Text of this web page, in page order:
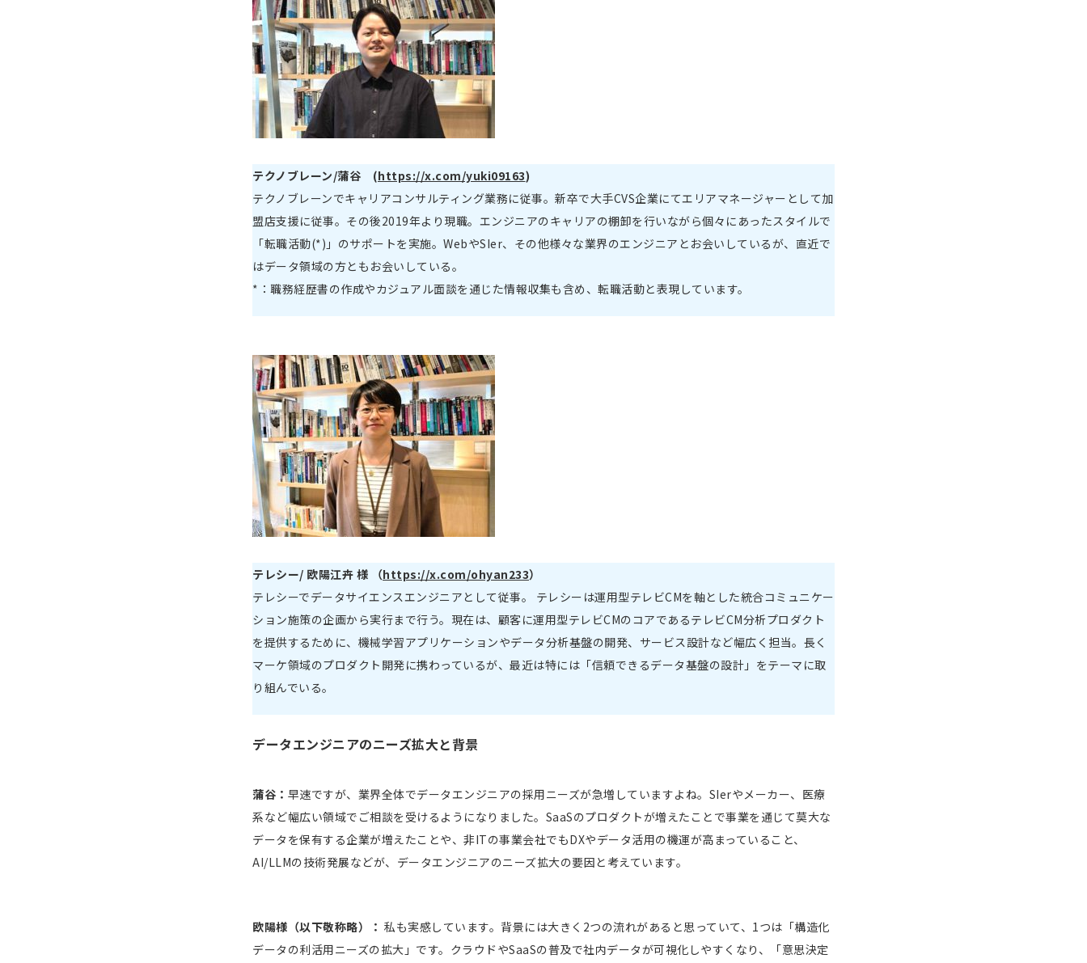
テクノブレーン/蒲谷 (https://x.com/yuki09163)
テクノブレーンでキャリアコンサルティング業務に従事。新卒で大手CVS企業にてエリアマネージャーとして加
盟店支援に従事。その後2019年より現職。エンジニアのキャリアの棚卸を行いながら個々にあったスタイルで
「転職活動(*)」のサポートを実施。WebやSIer、その他様々な業界のエンジニアとお会いしているが、直近で
はデータ領域の方ともお会いしている。
*：職務経歴書の作成やカジュアル面談を通じた情報収集も含め、転職活動と表現しています。
テレシー/ 欧陽江卉 様 （https://x.com/ohyan233）
テレシーでデータサイエンスエンジニアとして従事。 テレシーは運用型テレビCMを軸とした統合コミュニケー
ション施策の企画から実行まで行う。現在は、顧客に運用型テレビCMのコアであるテレビCM分析プロダクト
を提供するために、機械学習アプリケーションやデータ分析基盤の開発、サービス設計など幅広く担当。長く
マーケ領域のプロダクト開発に携わっているが、最近は特には「信頼できるデータ基盤の設計」をテーマに取
り組んでいる。
データエンジニアのニーズ拡大と背景
蒲谷： 早速ですが、業界全体でデータエンジニアの採用ニーズが急増していますよね。SIerやメーカー、医療
系など幅広い領域でご相談を受けるようになりました。SaaSのプロダクトが増えたことで事業を通じて莫大な
データを保有する企業が増えたことや、非ITの事業会社でもDXやデータ活用の機運が高まっていること、
AI/LLMの技術発展などが、データエンジニアのニーズ拡大の要因と考えています。
欧陽様（以下敬称略） ： 私も実感しています。背景には大きく2つの流れがあると思っていて、1つは「構造化
データの利活用ニーズの拡大」です。クラウドやSaaSの普及で社内データが可視化しやすくなり、「意思決定